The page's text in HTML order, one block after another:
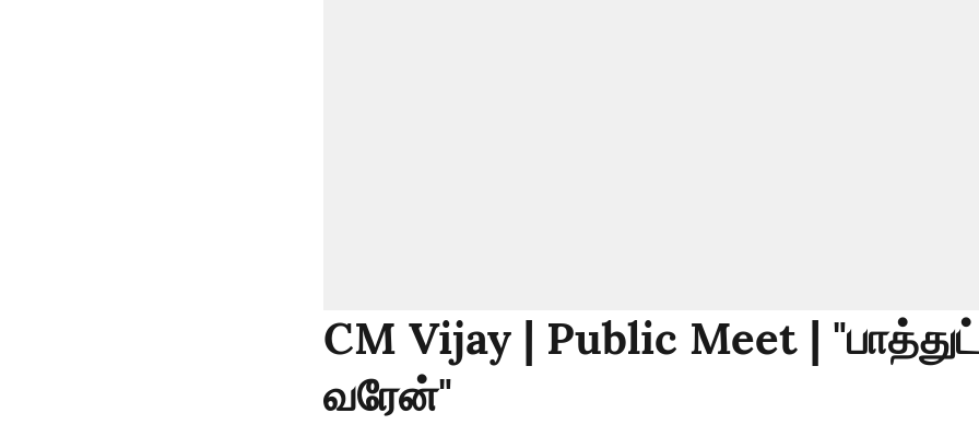
CM Vijay | Public Meet |
வரேன்"